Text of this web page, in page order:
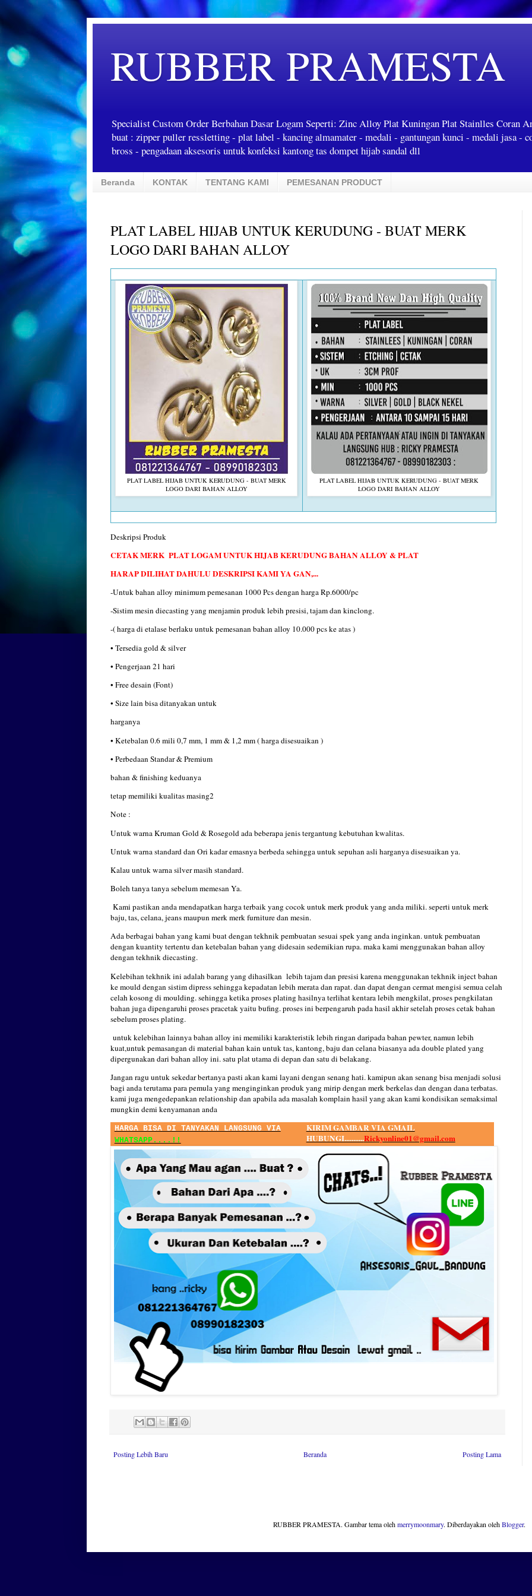
RUBBER PRAMESTA
Specialist Custom Order Berbahan Dasar Logam Seperti: Zinc Alloy Plat Kuningan Plat Stainlles Coran
buat : zipper puller ressletting - plat label - kancing almamater - medali - gantungan kunci - medali jasa -
bross - pengadaan aksesoris untuk konfeksi kantong tas dompet hijab sandal dll
Beranda KONTAK TENTANG KAMI PEMESANAN PRODUCT
PLAT LABEL HIJAB UNTUK KERUDUNG - BUAT MERK
LOGO DARI BAHAN ALLOY
PLAT LABEL HIJAB UNTUK KERUDUNG - BUAT MERK
LOGO DARI BAHAN ALLOY
PLAT LABEL HIJAB UNTUK KERUDUNG - BUAT MERK
LOGO DARI BAHAN ALLOY
Deskripsi Produk
CETAK MERK PLAT LOGAM UNTUK HIJAB KERUDUNG BAHAN ALLOY & PLAT
HARAP DILIHAT DAHULU DESKRIPSI KAMI YA GAN,...
-Untuk bahan alloy minimum pemesanan 1000 Pcs dengan harga Rp.6000/pc
-Sistim mesin diecasting yang menjamin produk lebih presisi, tajam dan kinclong.
-( harga di etalase berlaku untuk pemesanan bahan alloy 10.000 pcs ke atas )
• Tersedia gold & silver
• Pengerjaan 21 hari
• Free desain (Font)
• Size lain bisa ditanyakan untuk
harganya
• Ketebalan 0.6 mili 0,7 mm, 1 mm & 1,2 mm ( harga disesuaikan )
• Perbedaan Standar & Premium
bahan & finishing keduanya
tetap memiliki kualitas masing2
Note :
Untuk warna Kruman Gold & Rosegold ada beberapa jenis tergantung kebutuhan kwalitas.
Untuk warna standard dan Ori kadar emasnya berbeda sehingga untuk sepuhan asli harganya disesuaikan ya.
Kalau untuk warna silver masih standard.
Boleh tanya tanya sebelum memesan Ya.
Kami pastikan anda mendapatkan harga terbaik yang cocok untuk merk produk yang anda miliki. seperti untuk merk
baju, tas, celana, jeans maupun merk merk furniture dan mesin.
Ada berbagai bahan yang kami buat dengan tekhnik pembuatan sesuai spek yang anda inginkan. untuk pembuatan
dengan kuantity tertentu dan ketebalan bahan yang didesain sedemikian rupa. maka kami menggunakan bahan alloy
dengan tekhnik diecasting.
Kelebihan tekhnik ini adalah barang yang dihasilkan lebih tajam dan presisi karena menggunakan tekhnik inject bahan
ke mould dengan sistim dipress sehingga kepadatan lebih merata dan rapat. dan dapat dengan cermat mengisi semua celah
celah kosong di moulding. sehingga ketika proses plating hasilnya terlihat kentara lebih mengkilat, proses pengkilatan
bahan juga dipengaruhi proses pracetak yaitu bufing. proses ini berpengaruh pada hasil akhir setelah proses cetak bahan
sebelum proses plating.
untuk kelebihan lainnya bahan alloy ini memiliki karakteristik lebih ringan daripada bahan pewter, namun lebih
kuat,untuk pemasangan di material bahan kain untuk tas, kantong, baju dan celana biasanya ada double plated yang
dipergunakan dari bahan alloy ini. satu plat utama di depan dan satu di belakang.
Jangan ragu untuk sekedar bertanya pasti akan kami layani dengan senang hati. kamipun akan senang bisa menjadi solusi
bagi anda terutama para pemula yang menginginkan produk yang mirip dengan merk berkelas dan dengan dana terbatas.
kami juga mengedepankan relationship dan apabila ada masalah komplain hasil yang akan kami kondisikan semaksimal
mungkin demi kenyamanan anda
HARGA BISA DI TANYAKAN LANGSUNG VIA
WHATSAPP....!!
KIRIM GAMBAR VIA GMAIL
HUBUNGI...........Rickyonline01@gmail.com
Posting Lebih Baru Posting Lama
Beranda
RUBBER PRAMESTA. Gambar tema olehmerrymoonmary. Diberdayakan olehBlogger.